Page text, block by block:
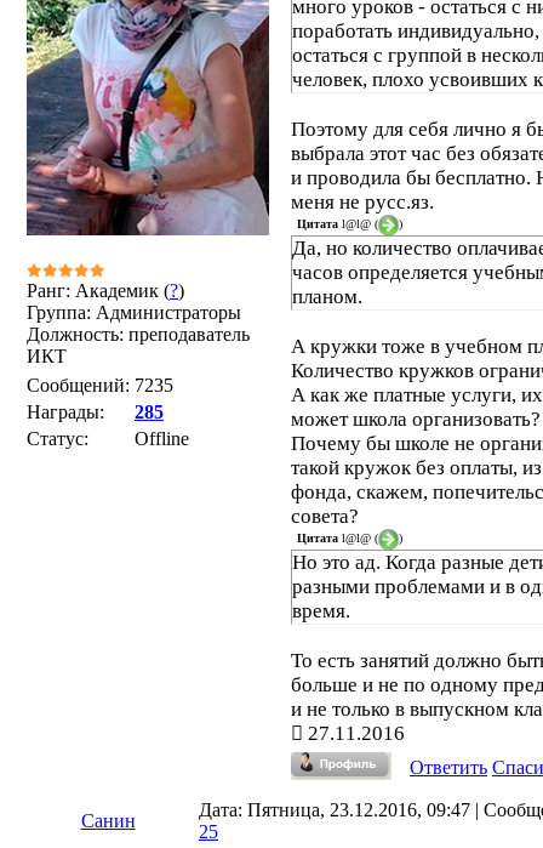
Ранг: Академик (?)
Группа: Администраторы
Должность: преподаватель
ИКТ
Сообщений: 7235
Награды:
285
Статус:
Offline
много уроков - остаться с
поработать индивидуально,
остаться с группой в
человек, плохо усвоивших
мы сдаём для этого часа
год ведём журнал
и про этот час нам
всегда, когда уровень
успеваемости не устраивает
администрацию, когда надо
готовить детей к
организовать их участие в
единственная тройка или
по твоему предмету и т.д. и
есть на этот час возложили
неурочную и внеклассную
В итоге в большинстве
такие занятия становятся
формальными и не всегда
плодотворными.
Поэтому для себя лично я
выбрала этот час без
и проводила бы бесплатно.
меня не русс.яз.
Цитата l@l@ ( )
Да, но количество
часов определяется
планом.
А кружки тоже в учебном
Количество кружков
А как же платные услуги,
может школа организовать?
Почему бы школе не
такой кружок без оплаты, из
фонда, скажем,
совета?
Цитата l@l@ ( )
Но это ад. Когда разные
разными проблемами и в
время.
То есть занятий должно
больше и не по одному
и не только в выпускном
27.11.2016
Ответить
Санин
Дата: Пятница, 23.12.2016, 09:47 |
25